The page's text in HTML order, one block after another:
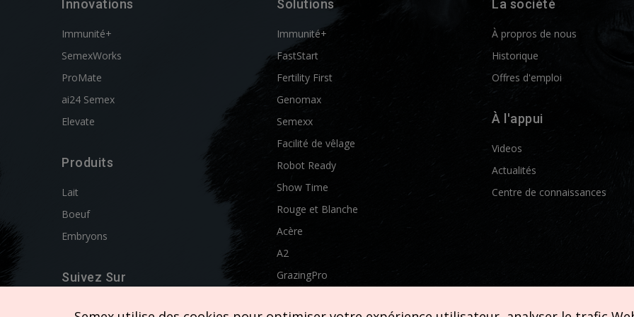
Innovations
Immunité+
SemexWorks
ProMate
ai24 Semex
Elevate
Produits
Lait
Boeuf
Embryons
Suivez Sur
Solutions
Immunité+
FastStart
Fertility First
Genomax
Semexx
Facilité de vêlage
Robot Ready
Show Time
Rouge et Blanche
Acère
A2
GrazingPro
La société
À propros de nous
Historique
Offres d'emploi
À l'appui
Videos
Actualités
Centre de connaissances